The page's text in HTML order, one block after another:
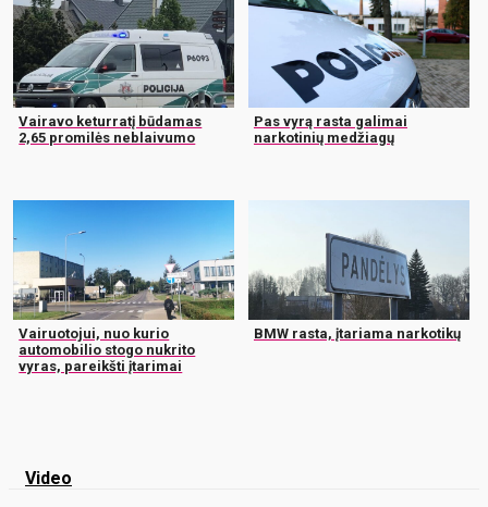
Vairavo keturratį būdamas
2,65 promilės neblaivumo
Pas vyrą rasta galimai
narkotinių medžiagų
Vairuotojui, nuo kurio
automobilio stogo nukrito
vyras, pareikšti įtarimai
BMW rasta, įtariama narkotikų
Video